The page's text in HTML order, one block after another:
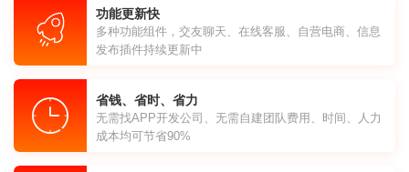
功能更新快
多种功能组件，交友聊天、在线客服、自营电商、信息
发布插件持续更新中
省钱、省时、省力
无需找APP开发公司、无需自建团队费用、时间、人力
成本均可节省90%